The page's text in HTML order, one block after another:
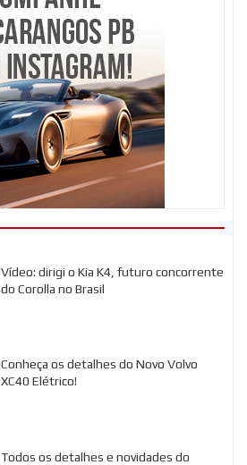
Vídeo: dirigi o Kia K4, futuro concorrente
do Corolla no Brasil
Conheça os detalhes do Novo Volvo
XC40 Elétrico!
Todos os detalhes e novidades do